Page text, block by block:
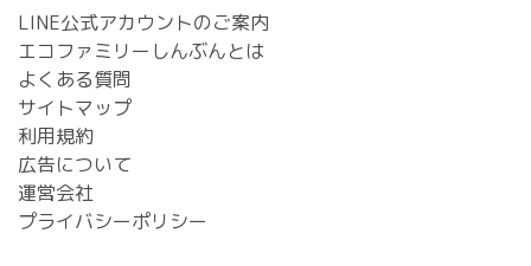
LINE公式アカウントのご案内
エコファミリーしんぶんとは
よくある質問
サイトマップ
利用規約
広告について
運営会社
プライバシーポリシー